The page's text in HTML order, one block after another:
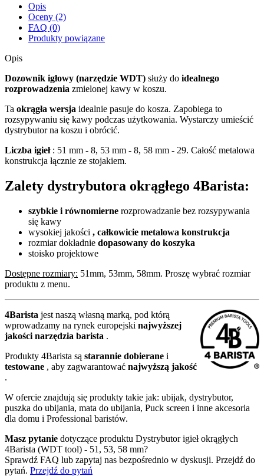
Opis
Oceny (2)
FAQ (0)
Produkty powiązane
Opis
Dozownik igłowy (narzędzie WDT) służy do idealnego
rozprowadzenia zmielonej kawy w koszu.
Ta okrągła wersja idealnie pasuje do kosza. Zapobiega to
rozsypywaniu się kawy podczas użytkowania. Wystarczy umieścić
dystrybutor na koszu i obrócić.
Liczba igieł: 51 mm - 8, 53 mm - 8, 58 mm - 29. Całość metalowa
konstrukcja łącznie ze stojakiem.
Zalety dystrybutora okrągłego 4Barista:
szybkie i równomierne rozprowadzanie bez rozsypywania
się kawy
wysokiej jakości , całkowicie metalowa konstrukcja
rozmiar dokładnie dopasowany do koszyka
stoisko projektowe
Dostępne rozmiary: 51mm, 53mm, 58mm. Proszę wybrać rozmiar
produktu z menu.
4Barista jest naszą własną marką, pod którą
wprowadzamy na rynek europejski najwyższej
jakości narzędzia barista .
Produkty 4Barista są starannie dobierane i
testowane , aby zagwarantować najwyższą jakość
.
W ofercie znajdują się produkty takie jak: ubijak, dystrybutor,
puszka do ubijania, mata do ubijania, Puck screen i inne akcesoria
dla domu i Professional baristów.
Masz pytanie dotyczące produktu Dystrybutor igieł okrągłych
4Barista (WDT tool) - 51, 53, 58 mm?
Sprawdź FAQ lub zapytaj nas bezpośrednio w dyskusji. Przejdź do
pytań. Przejdź do pytań